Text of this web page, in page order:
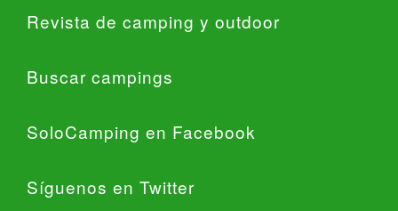
Revista de camping y outdoor
Buscar campings
SoloCamping en Facebook
Síguenos en Twitter